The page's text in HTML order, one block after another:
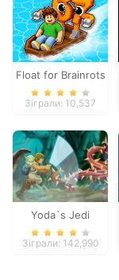
Float for Brainrots
Зіграли: 10,537
Yoda`s Jedi
Training
Зіграли: 142,990